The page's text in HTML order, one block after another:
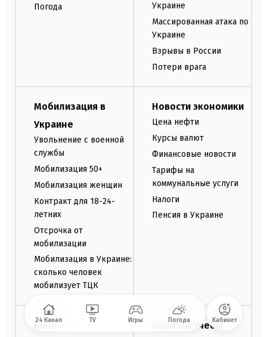
Погода
Украине
Массированная атака по
Украине
Взрывы в России
Потери врага
Мобилизация в
Украине
Увольнение с военной
службы
Мобилизация 50+
Мобилизация женщин
Контракт для 18-24-
летних
Отсрочка от
мобилизации
Мобилизация в Украине:
сколько человек
мобилизует ТЦК
Новости экономики
Цена нефти
Курсы валют
Финансовые новости
Тарифы на
коммунальные услуги
Налоги
Пенсия в Украине
Кино Новости Учебы
24 Канал TV Игры Погода Кабинет